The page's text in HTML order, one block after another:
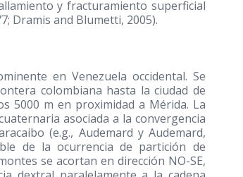
y fracturamiento superficial
Dramis and Blumetti, 2005).
en Venezuela occidental. Se
colombiana hasta la ciudad de
5000 m en proximidad a Mérida. La
asociada a la convergencia
(e.g., Audemard y Audemard,
de la ocurrencia de partición de
se acortan en dirección NO-SE,